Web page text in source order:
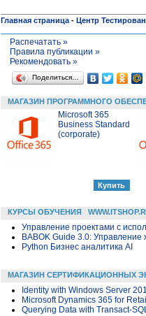
Главная страница - Центр
Распечатать »
Правила публикации »
Рекомендовать »
Поделиться…
МАГАЗИН ПРОГРАММНОГО
Microsoft 365
Business Standard
(corporate)
КУРСЫ ОБУЧЕНИЯ
Управление проектами с
BABOK Guide 3.0:
Python Бизнес аналитика AI
МАГАЗИН СЕРТИФИКАЦИОННЫХ
Identity with Windows Server
Microsoft Dynamics 365 for
Querying Data with Transact-